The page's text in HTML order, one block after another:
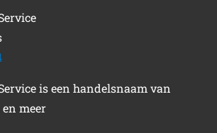
is een handelsnaam van
meer